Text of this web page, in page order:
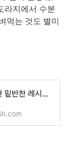
라지에서 수분
먹는 것도 별미
오이소박이 담그는 방법 간한한 밑반찬 레시피 오이소박이 10개양념